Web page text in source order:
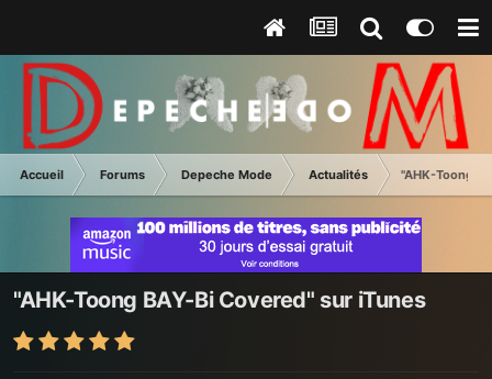
Accueil Forums Depeche Mode Actualités "AHK-Toong
"AHK-Toong BAY-Bi Covered" sur iTunes